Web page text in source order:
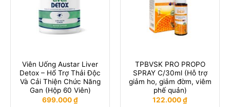
Viên Uống Austar Liver
Detox – Hổ Trợ Thải Độc
Và Cải Thiện Chức Năng
Gan (Hộp 60 Viên)
699.000₫
TPBVSK PRO PROPO
SPRAY C/30ml (Hỗ trợ
giảm ho, giảm đờm, viêm
phế quản)
122.000₫